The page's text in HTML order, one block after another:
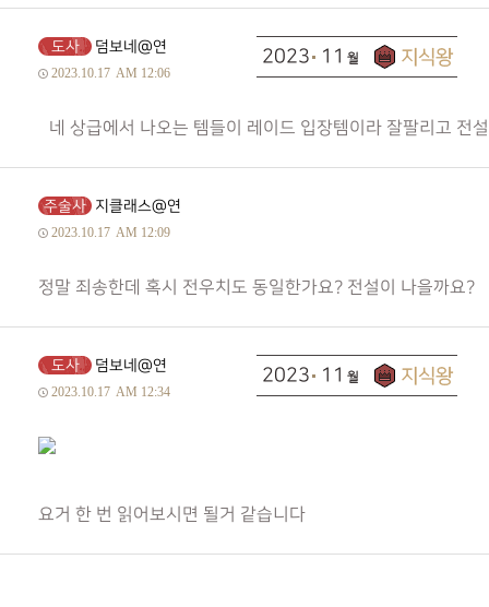
도사 덤보네@연
2023.10.17 AM 12:06
네 상급에서 나오는 템들이 레이드 입장템이라 잘팔리고 전
2023 11
주술사 지클래스@연
2023.10.17 AM 12:09
정말 죄송한데 혹시 전우치도 동일한가요? 전설이 나을까요?
도사 덤보네@연
2023.10.17 AM 12:34
요거 한 번 읽어보시면 될거 같습니다
2023 11